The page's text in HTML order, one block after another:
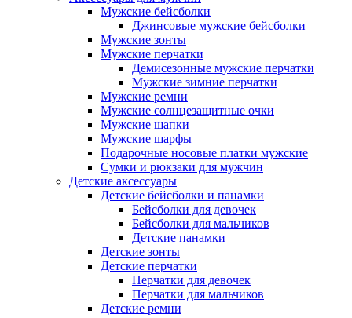
Мужские бейсболки
Джинсовые мужские бейсболки
Мужские зонты
Мужские перчатки
Демисезонные мужские перчатки
Мужские зимние перчатки
Мужские ремни
Мужские солнцезащитные очки
Мужские шапки
Мужские шарфы
Подарочные носовые платки мужские
Сумки и рюкзаки для мужчин
Детские аксессуары
Детские бейсболки и панамки
Бейсболки для девочек
Бейсболки для мальчиков
Детские панамки
Детские зонты
Детские перчатки
Перчатки для девочек
Перчатки для мальчиков
Детские ремни